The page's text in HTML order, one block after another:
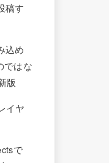
稿す
込め
ではな
版
イヤ
で